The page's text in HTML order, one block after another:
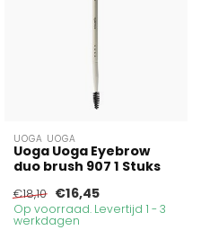
UOGA UOGA
Uoga Uoga Eyebrow
duo brush 907 1 Stuks
€18,10 €16,45
Op voorraad. Levertijd 1 - 3
werkdagen